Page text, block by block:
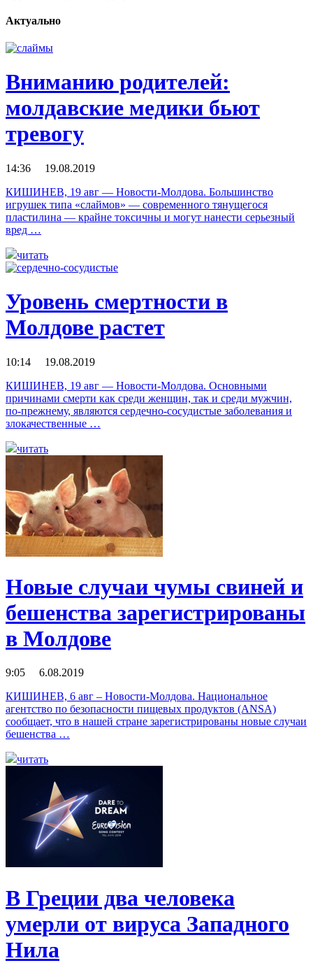
Актуально
Вниманию родителей:
молдавские медики бьют
тревогу
14:36 19.08.2019
КИШИНЕВ, 19 авг — Новости-Молдова. Большинство
игрушек типа «слаймов» — современного тянущегося
пластилина — крайне токсичны и могут нанести серьезный
вред …
читать
Уровень смертности в
Молдове растет
10:14 19.08.2019
КИШИНЕВ, 19 авг — Новости-Молдова. Основными
причинами смерти как среди женщин, так и среди мужчин,
по-прежнему, являются сердечно-сосудистые заболевания и
злокачественные …
читать
Новые случаи чумы свиней и
бешенства зарегистрированы
в Молдове
9:05 6.08.2019
КИШИНЕВ, 6 авг – Новости-Молдова. Национальное
агентство по безопасности пищевых продуктов (ANSA)
сообщает, что в нашей стране зарегистрированы новые случаи
бешенства …
читать
В Греции два человека
умерли от вируса Западного
Нила